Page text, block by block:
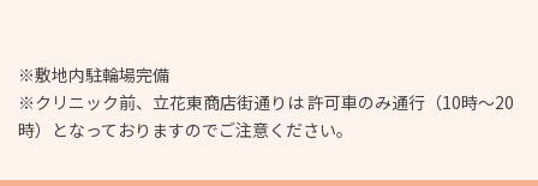
※敷地内駐輪場完備
※クリニック前、立花東商店街通りは 許可車のみ通行（10時～20
時）となっておりますのでご注意ください。